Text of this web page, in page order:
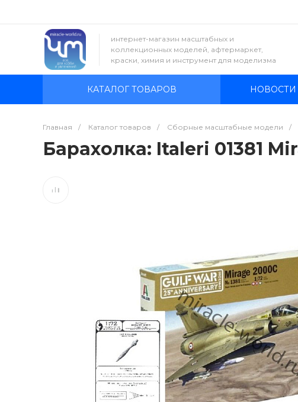
интернет-магазин масштабных и
коллекционных моделей, афтермаркет,
краски, химия и инструмент для моделизма
КАТАЛОГ ТОВАРОВ НОВОСТИ
Главная / Каталог товаров / Сборные масштабные модели /
Барахолка: Italeri 01381